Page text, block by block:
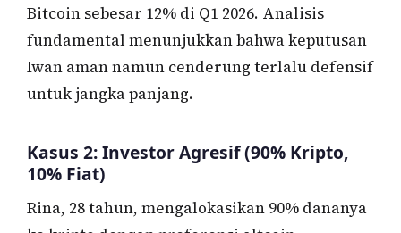
Bitcoin sebesar 12% di Q1 2026. Analisis
fundamental menunjukkan bahwa keputusan
Iwan aman namun cenderung terlalu defensif
untuk jangka panjang.
Kasus 2: Investor Agresif (90% Kripto,
10% Fiat)
Rina, 28 tahun, mengalokasikan 90% dananya